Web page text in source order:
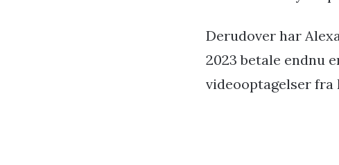
Derudover har
2023 betale endnu
videooptagelser fra